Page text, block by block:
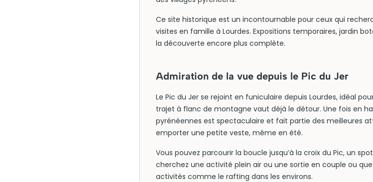
Ce site historique est un incontournable pour ceux qui
visites en famille à Lourdes. Expositions temporaires, jardin
la découverte encore plus complète.
Admiration de la vue depuis le Pic du Jer
Le Pic du Jer se rejoint en funiculaire depuis Lourdes, idéal
trajet à flanc de montagne vaut déjà le détour. Une fois en
pyrénéennes est spectaculaire et fait partie des meilleures
emporter une petite veste, même en été.
Vous pouvez parcourir la boucle jusqu’à la croix du Pic, un
cherchez une activité plein air ou une sortie en couple ou
activités comme le rafting dans les environs.